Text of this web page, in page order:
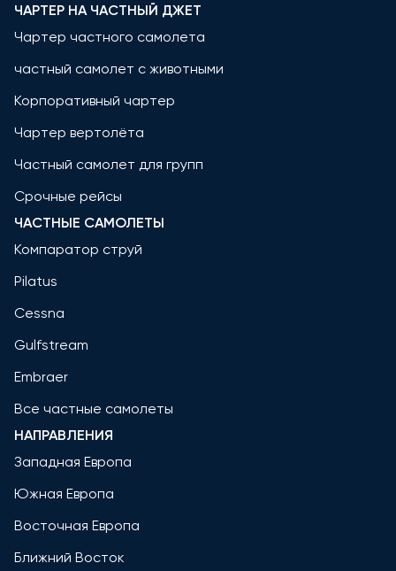
ЧАРТЕР НА ЧАСТНЫЙ ДЖЕТ
Чартер частного самолета
частный самолет с животными
Корпоративный чартер
Чартер вертолёта
Частный самолет для групп
Срочные рейсы
ЧАСТНЫЕ САМОЛЕТЫ
Компаратор струй
Pilatus
Cessna
Gulfstream
Embraer
Все частные самолеты
НАПРАВЛЕНИЯ
Западная Европа
Южная Европа
Восточная Европа
Ближний Восток